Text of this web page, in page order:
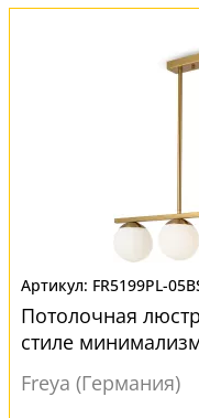
FR5199PL-
Потолочная
стиле
Freya (Германия)